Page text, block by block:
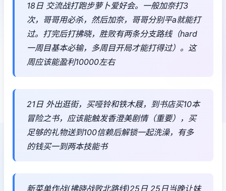
18日 交流战打跑步萝卜爱好会。一般加奈打3
次，哥哥用必杀，然后加奈，哥哥分别平a就能打
过。打完后打拂晓，胜败有两条分支路线（hard
一周目基本必输，多周目开局才能打得过）。这
周应该能盈利10000左右
21日 外出逛街，买哑铃和铁木屐，到书店买10本
冒险之书，应该能触发香澄美剧情（重要），买
足够的礼物送到100信赖后解锁一起洗澡，有多
的钱买一到两本技能书
新菜单作战(拂晓战败北路线)25日 25日当晚让妹